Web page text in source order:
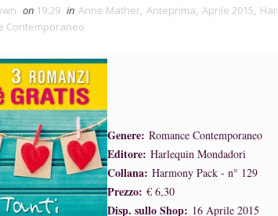
on 19:29 in Anne Mather, Anteprima, Aprile 2015,
Contemporaneo
Genere: Romance Contemporaneo
Editore: Harlequin Mondadori
Collana: Harmony Pack - n° 129
Prezzo: € 6,30
Disp. sullo Shop: 16 Aprile 2015